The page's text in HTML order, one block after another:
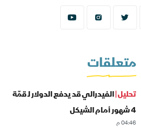
متعلقات
تحليل |الفيدرالي قد يدفع الدولار لـ قمّة
4 شهور أمام الشيكل
04:46 م